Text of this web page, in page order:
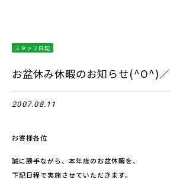
スタッフ日記
お盆休み休暇のお知らせ(^O^)／
2007.08.11
お客様各位
誠に勝手ながら、本年度のお盆休暇を、
下記日程で実施させていただきます。